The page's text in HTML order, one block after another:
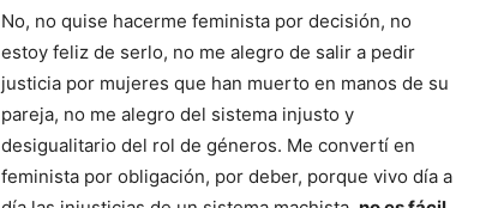
No, no quise hacerme feminista por decisión, no
estoy feliz de serlo, no me alegro de salir a pedir
justicia por mujeres que han muerto en manos de su
pareja, no me alegro del sistema injusto y
desigualitario del rol de géneros. Me convertí en
feminista por obligación, por deber, porque vivo día a